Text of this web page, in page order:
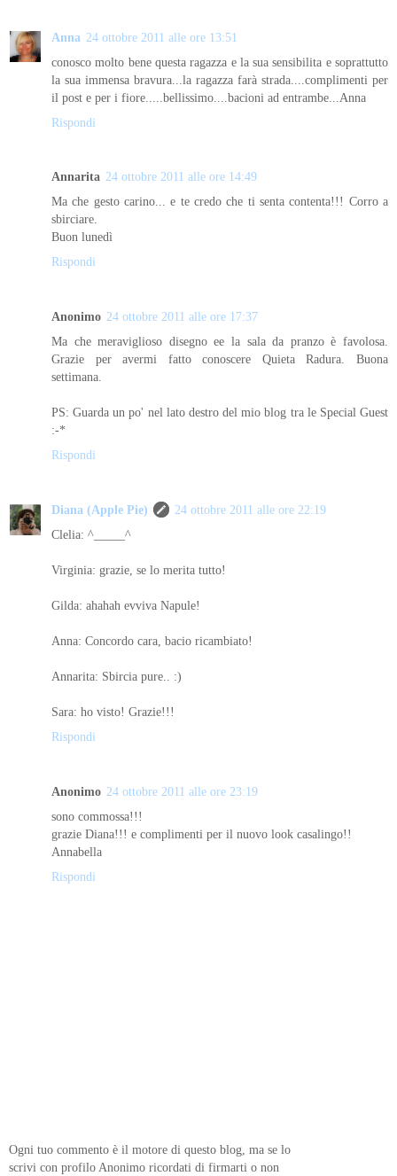
Anna 24 ottobre 2011 alle ore 13:51
conosco molto bene questa ragazza e la sua sensibilita e soprattutto
la sua immensa bravura...la ragazza farà strada....complimenti per
il post e per i fiore.....bellissimo....bacioni ad entrambe...Anna
Rispondi
Annarita 24 ottobre 2011 alle ore 14:49
Ma che gesto carino... e te credo che ti senta contenta!!! Corro a
sbirciare.
Buon lunedì
Rispondi
Anonimo 24 ottobre 2011 alle ore 17:37
Ma che meraviglioso disegno ee la sala da pranzo è favolosa.
Grazie per avermi fatto conoscere Quieta Radura. Buona
settimana.
PS: Guarda un po' nel lato destro del mio blog tra le Special Guest
:-*
Rispondi
Diana (Apple Pie)
24 ottobre 2011 alle ore 22:19
Clelia: ^_____^
Virginia: grazie, se lo merita tutto!
Gilda: ahahah evviva Napule!
Anna: Concordo cara, bacio ricambiato!
Annarita: Sbircia pure.. :)
Sara: ho visto! Grazie!!!
Rispondi
Anonimo 24 ottobre 2011 alle ore 23:19
sono commossa!!!
grazie Diana!!! e complimenti per il nuovo look casalingo!!
Annabella
Rispondi
Ogni tuo commento è il motore di questo blog, ma se lo
scrivi con profilo Anonimo ricordati di firmarti o non